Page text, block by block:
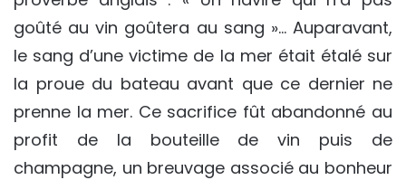
goûté au vin goûtera au sang »… Auparavant,
le sang d’une victime de la mer était étalé sur
la proue du bateau avant que ce dernier ne
prenne la mer. Ce sacrifice fût abandonné au
profit de la bouteille de vin puis de
champagne, un breuvage associé au bonheur